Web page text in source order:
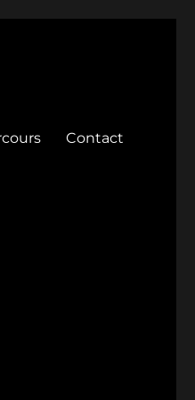
Contact